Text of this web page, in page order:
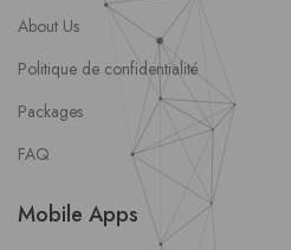
About Us
Politique de confidentialité
Packages
FAQ
Mobile Apps